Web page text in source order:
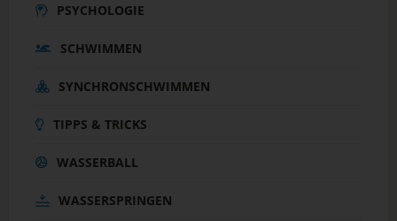
PSYCHOLOGIE
SCHWIMMEN
SYNCHRONSCHWIMMEN
TIPPS & TRICKS
WASSERBALL
WASSERSPRINGEN